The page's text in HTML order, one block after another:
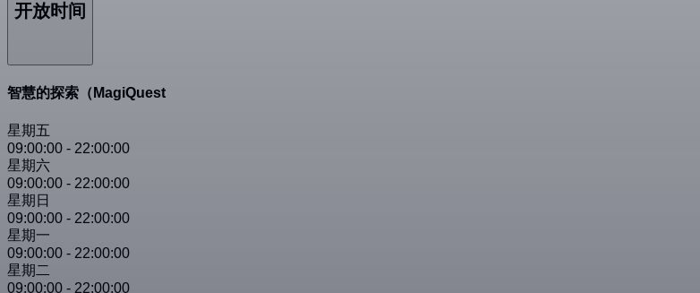
开放时间
智慧的探索（MagiQuest
星期五
09:00:00 - 22:00:00
星期六
09:00:00 - 22:00:00
星期日
09:00:00 - 22:00:00
星期一
09:00:00 - 22:00:00
星期二
09:00:00 - 22:00:00